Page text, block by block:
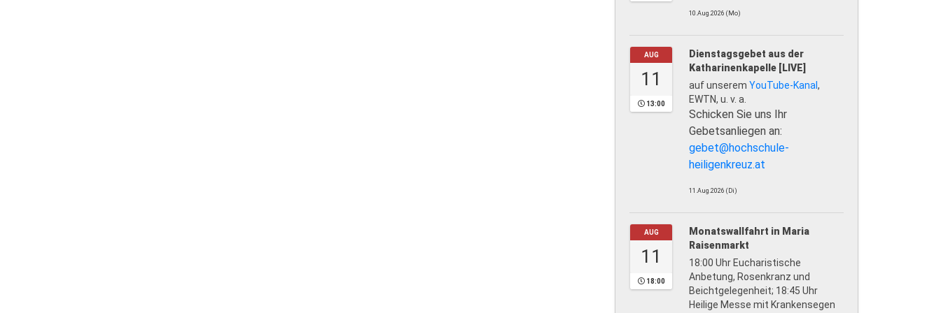
10.Aug.2026 (Mo)
AUG
11
13:00
Dienstagsgebet aus der
Katharinenkapelle [LIVE]
auf unserem YouTube-Kanal ,
EWTN, u. v. a.
Schicken Sie uns Ihr
Gebetsanliegen an:
gebet@hochschule-
heiligenkreuz.at
11.Aug.2026 (Di)
AUG
11
18:00
Monatswallfahrt in Maria
Raisenmarkt
18:00 Uhr Eucharistische
Anbetung, Rosenkranz und
Beichtgelegenheit; 18:45 Uhr
Heilige Messe mit Krankensegen